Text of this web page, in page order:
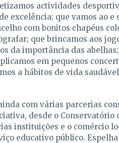
actividades
excelência; que vamos ao e
com bonitos chapéus
que brincamos aos
da importância das
em pequenos
a hábitos de vida
com várias parcerias
desde o Conservatório
instituições e o comércio
educativo público.